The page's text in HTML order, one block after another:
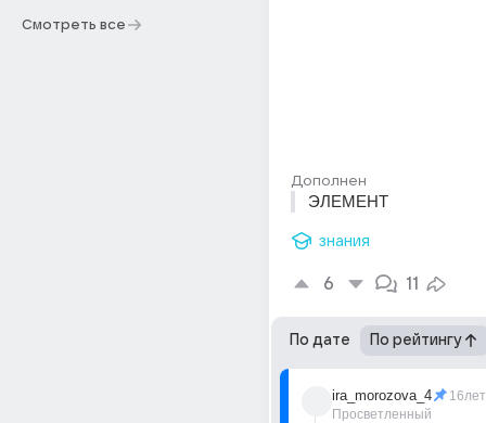
Смотреть все
Дополнен
ЭЛЕМЕНТ
знания
6 11
По дате По рейтингу
ira_morozova_4
Просветленный
16лет